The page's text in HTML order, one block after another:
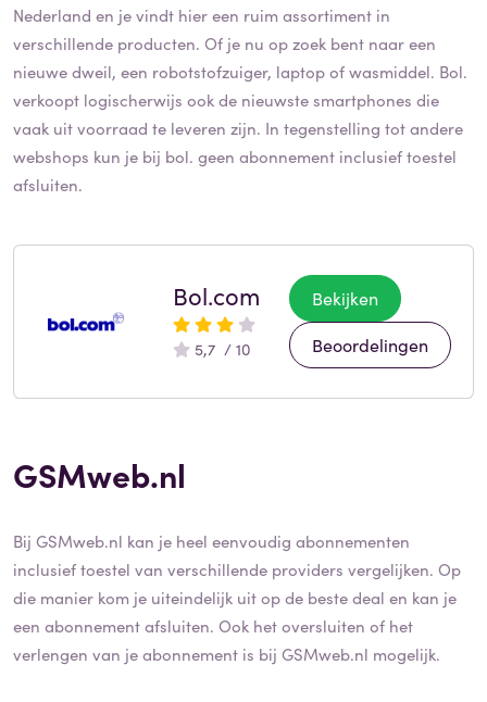
Nederland en je vindt hier een ruim assortiment in
verschillende producten. Of je nu op zoek bent naar een
nieuwe dweil, een robotstofzuiger, laptop of wasmiddel. Bol.
verkoopt logischerwijs ook de nieuwste smartphones die
vaak uit voorraad te leveren zijn. In tegenstelling tot andere
webshops kun je bij bol. geen abonnement inclusief toestel
afsluiten.
Bol.com
5,7 / 10
Bekijken
Beoordelingen
GSMweb.nl
Bij GSMweb.nl kan je heel eenvoudig abonnementen
inclusief toestel van verschillende providers vergelijken. Op
die manier kom je uiteindelijk uit op de beste deal en kan je
een abonnement afsluiten. Ook het oversluiten of het
verlengen van je abonnement is bij GSMweb.nl mogelijk.